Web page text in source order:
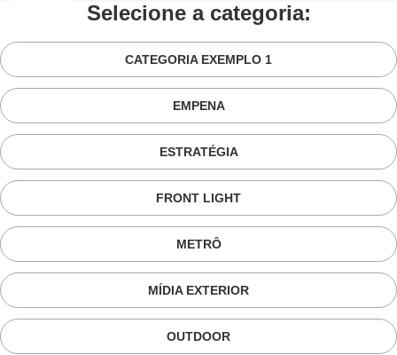
Selecione a categoria:
CATEGORIA EXEMPLO 1
EMPENA
ESTRATÉGIA
FRONT LIGHT
METRÔ
MÍDIA EXTERIOR
OUTDOOR